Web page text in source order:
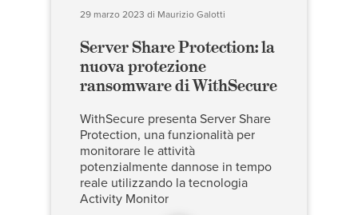
29 marzo 2023 di Maurizio Galotti
Server Share Protection: la
nuova protezione
ransomware di WithSecure
WithSecure presenta Server Share
Protection, una funzionalità per
monitorare le attività
potenzialmente dannose in tempo
reale utilizzando la tecnologia
Activity Monitor